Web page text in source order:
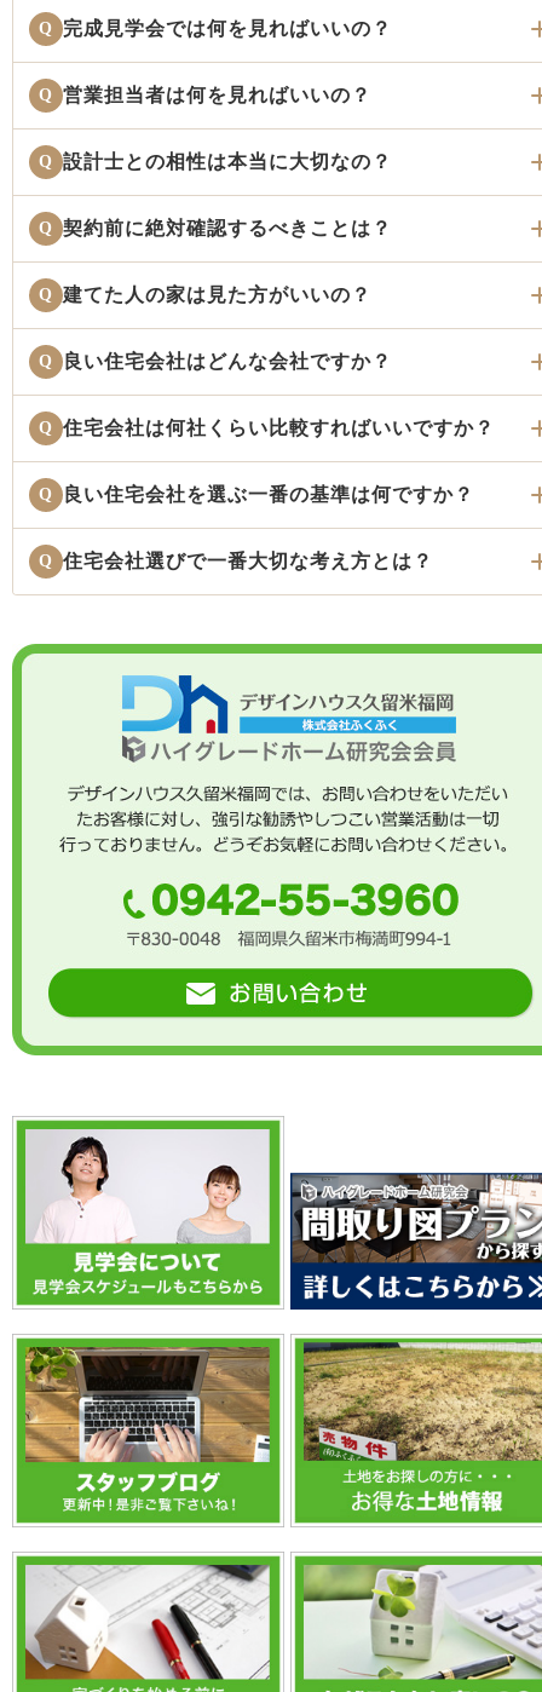
Q 完成見学会では何を見ればいいの？
Q 営業担当者は何を見ればいいの？
Q 設計士との相性は本当に大切なの？
Q 契約前に絶対確認するべきことは？
Q 建てた人の家は見た方がいいの？
Q 良い住宅会社はどんな会社ですか？
Q 住宅会社は何社くらい比較すればいいですか？
Q 良い住宅会社を選ぶ一番の基準は何ですか？
Q 住宅会社選びで一番大切な考え方とは？